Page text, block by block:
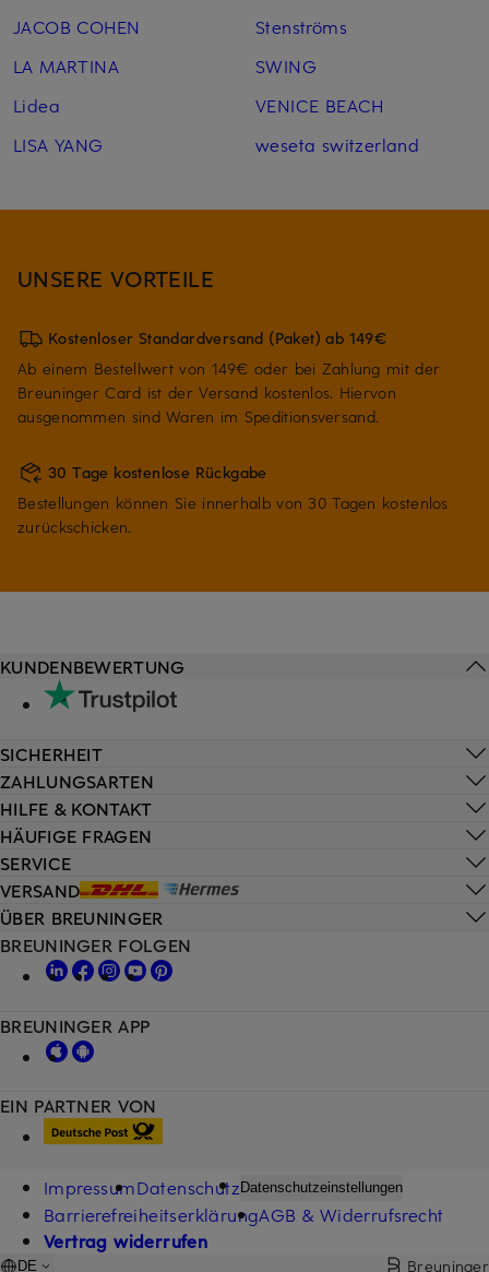
JACOB COHEN
LA MARTINA
Lidea
LISA YANG
Stenströms
SWING
VENICE BEACH
weseta switzerland
UNSERE VORTEILE
Kostenloser Standardversand (Paket) ab 149€
Ab einem Bestellwert von 149€ oder bei Zahlung mit der
Breuninger Card ist der Versand kostenlos. Hiervon
ausgenommen sind Waren im Speditionsversand.
30 Tage kostenlose Rückgabe
Bestellungen können Sie innerhalb von 30 Tagen kostenlos
zurückschicken.
HILFE & KONTAKT
HÄUFIGE FRAGEN
SERVICE
VERSAND
KUNDENBEWERTUNG
SICHERHEIT
ZAHLUNGSARTEN
ÜBER BREUNINGER
EIN PARTNER VON
BREUNINGER FOLGEN
BREUNINGER APP
ImpressumDatenschutz Datenschutzeinstellungen
BarrierefreiheitserklärungAGB & Widerrufsrecht
Vertrag widerrufen
DE Breuninger